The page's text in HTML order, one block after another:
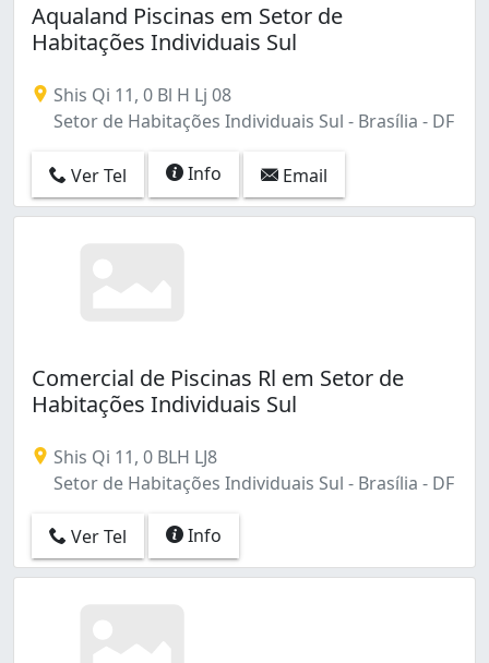
Aqualand Piscinas em Setor de
Habitações Individuais Sul
Shis Qi 11, 0 Bl H Lj 08
Setor de Habitações Individuais Sul - Brasília - DF
Ver Tel Info Email
Comercial de Piscinas Rl em Setor de
Habitações Individuais Sul
Shis Qi 11, 0 BLH LJ8
Setor de Habitações Individuais Sul - Brasília - DF
Ver Tel Info